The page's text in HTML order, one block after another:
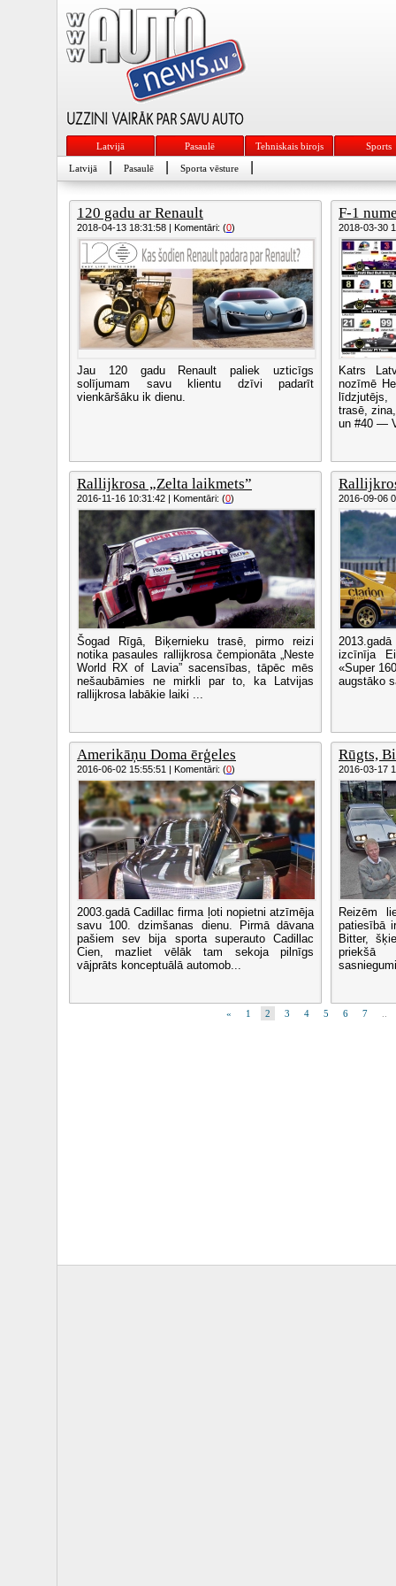
Latvijā Pasaulē Tehniskais birojs Sports
Latvijā Pasaulē Sporta vēsture
120 gadu ar Renault
2018-04-13 18:31:58 | Komentāri: (0)
Jau 120 gadu Renault paliek uzticīgs
solījumam savu klientu dzīvi padarīt
vienkāršāku ik dienu.
F-1
2018-03-30
Katrs
nozīmē
trasē,
un #40 —
Rallijkrosa „Zelta laikmets”
2016-11-16 10:31:42 | Komentāri: (0)
Šogad Rīgā, Biķernieku trasē, pirmo reizi
notika pasaules rallijkrosa čempionāta „Neste
World RX of Lavia” sacensības, tāpēc mēs
nešaubāmies ne mirkli par to, ka Latvijas
rallijkrosa labākie laiki ...
2016-09-06
izcīnīja
«Super
augstāko
Amerikāņu Doma ērģeles
2016-06-02 15:55:51 | Komentāri: (0)
2003.gadā Cadillac firma ļoti nopietni atzīmēja
savu 100. dzimšanas dienu. Pirmā dāvana
pašiem sev bija sporta superauto Cadillac
Cien, mazliet vēlāk tam sekoja pilnīgs
vājprāts konceptuālā automob...
Rūgts,
2016-03-17
Reizēm
patiesībā
Bitter,
priekšā
« 1 2 3 4 5 6 7